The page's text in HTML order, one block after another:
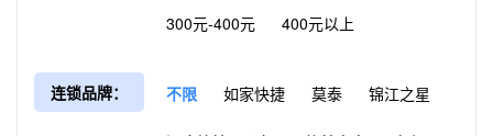
300元-400元 400元以上
连锁品牌： 不限 如家快捷 莫泰 锦江之星